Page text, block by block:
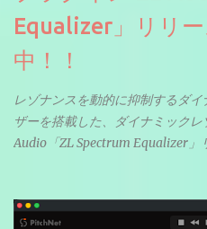
Equalizer」リリ
中！！
レゾナンスを動的に抑制するダ
ザーを搭載した、ダイナミック
Audio「ZL Spectrum Equalizer」